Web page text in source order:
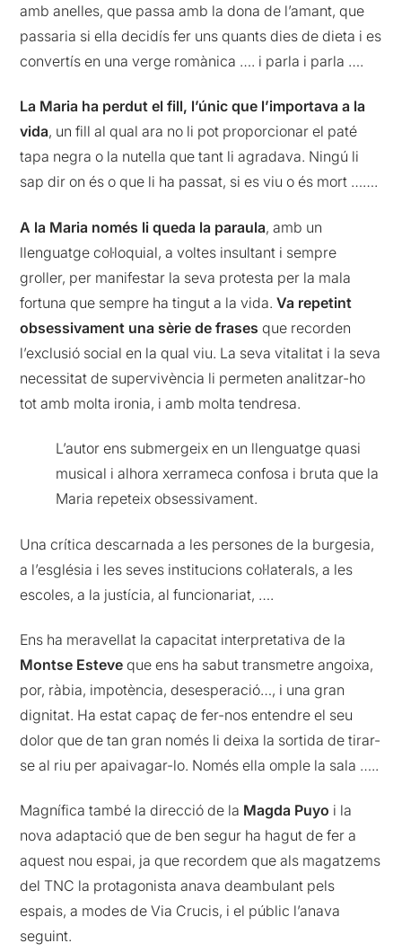
amb anelles, que passa amb la dona de l’amant, que
passaria si ella decidís fer uns quants dies de dieta i es
convertís en una verge romànica …. i parla i parla ….
La Maria ha perdut el fill, l’únic que l’importava a la
vida, un fill al qual ara no li pot proporcionar el paté
tapa negra o la nutella que tant li agradava. Ningú li
sap dir on és o que li ha passat, si es viu o és mort …….
A la Maria només li queda la paraula, amb un
llenguatge col·loquial, a voltes insultant i sempre
groller, per manifestar la seva protesta per la mala
fortuna que sempre ha tingut a la vida. Va repetint
obsessivament una sèrie de frases que recorden
l’exclusió social en la qual viu. La seva vitalitat i la seva
necessitat de supervivència li permeten analitzar-ho
tot amb molta ironia, i amb molta tendresa.
L’autor ens submergeix en un llenguatge quasi
musical i alhora xerrameca confosa i bruta que la
Maria repeteix obsessivament.
Una crítica descarnada a les persones de la burgesia,
a l’església i les seves institucions col·laterals, a les
escoles, a la justícia, al funcionariat, ….
Ens ha meravellat la capacitat interpretativa de la
Montse Esteve que ens ha sabut transmetre angoixa,
por, ràbia, impotència, desesperació…, i una gran
dignitat. Ha estat capaç de fer-nos entendre el seu
dolor que de tan gran només li deixa la sortida de tirar-
se al riu per apaivagar-lo. Només ella omple la sala …..
Magnífica també la direcció de la Magda Puyo i la
nova adaptació que de ben segur ha hagut de fer a
aquest nou espai, ja que recordem que als magatzems
del TNC la protagonista anava deambulant pels
espais, a modes de Via Crucis, i el públic l’anava
seguint.